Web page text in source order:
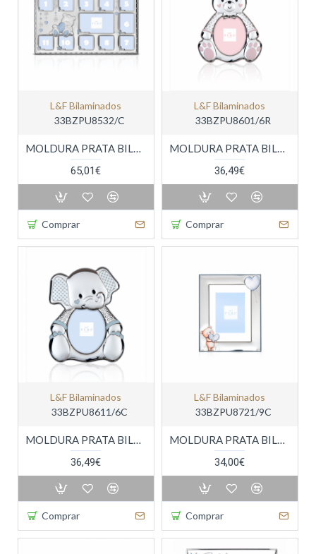
L&f Bilaminados
33BZPU8532/C
MOLDURA PRATA BILAMINADA
65,01€
Comprar
L&f Bilaminados
33BZPU8601/6R
MOLDURA PRATA BILAMINADA
36,49€
Comprar
L&f Bilaminados
33BZPU8611/6C
MOLDURA PRATA BILAMINADA
36,49€
Comprar
L&f Bilaminados
33BZPU8721/9C
MOLDURA PRATA BILAMINADA
34,00€
Comprar